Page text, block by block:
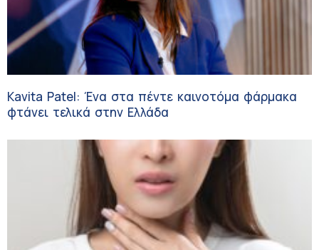
Kavita Patel: Ένα στα πέντε καινοτόμα φάρμακα
φτάνει τελικά στην Ελλάδα